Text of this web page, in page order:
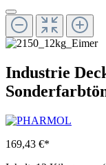
Industrie
169,43 €*